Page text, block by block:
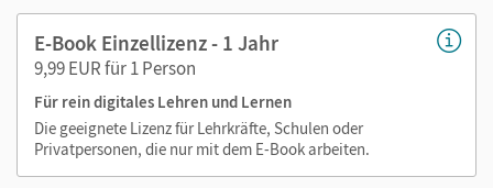
Medien in diesem E-Book:
Erklärfilme
E-Book Einzellizenz - 1 Jahr
9,99 EUR für 1 Person
Für rein digitales Lehren und Lernen
Die geeignete Lizenz für Lehrkräfte, Schulen oder
Privatpersonen, die nur mit dem E-Book arbeiten.